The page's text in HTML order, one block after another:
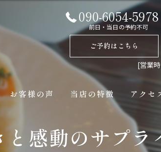
090-6054-5978
前日・当日の予約不可
ご予約はこちら
[営業
お客様の声 当店の特徴
ディナー
アクセ
感動のサプラ